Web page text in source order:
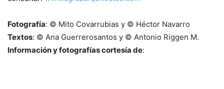
Fotografía: © Mito Covarrubias y © Héctor Navarro
Textos: © Ana Guerrerosantos y © Antonio Riggen M.
Información y fotografías cortesía de: